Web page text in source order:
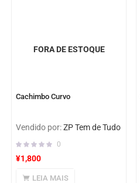
FORA DE ESTOQUE
Cachimbo Curvo
Vendido por:ZP Tem de Tudo
0
¥1,800
LEIA MAIS